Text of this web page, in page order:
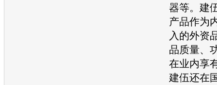
器等。建
产品作为
入的外资
品质量、
在业内享
建伍还在